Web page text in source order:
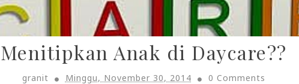
Menitipkan Anak di Daycare??
granit Minggu, November 30, 2014 0 Comments